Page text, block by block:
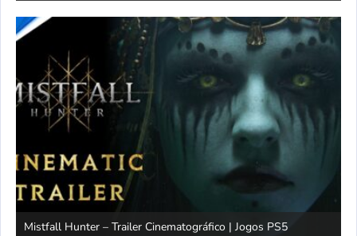
Mistfall Hunter – Trailer Cinematográfico | Jogos PS5